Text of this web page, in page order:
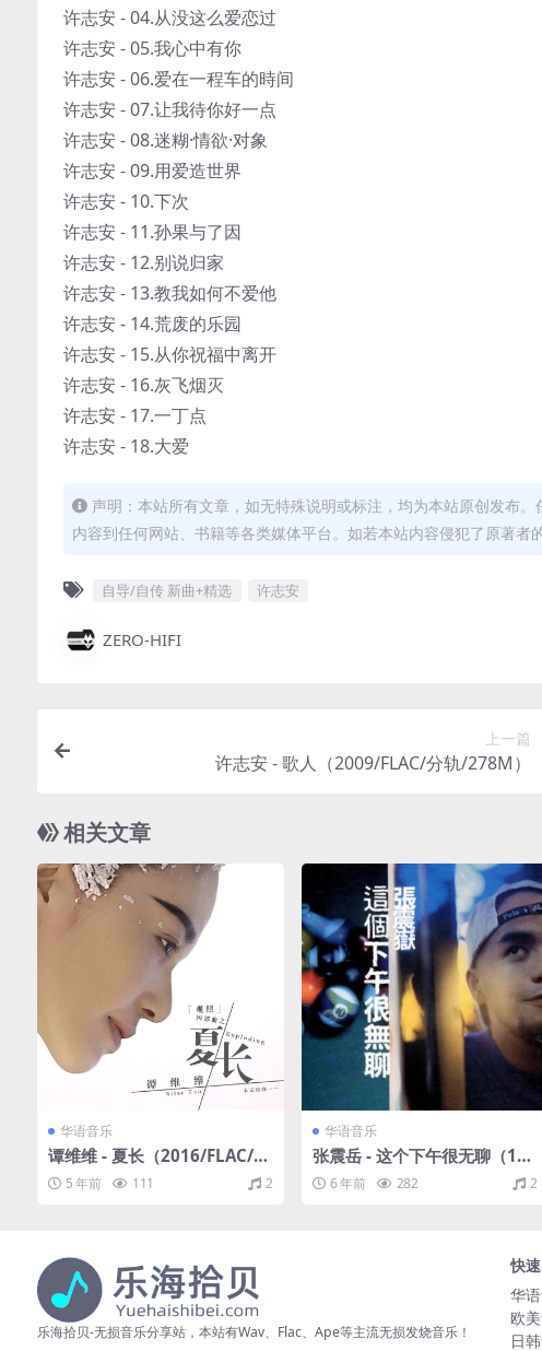
许志安 - 04.从没这么爱恋过
许志安 - 05.我心中有你
许志安 - 06.爱在一程车的時间
许志安 - 07.让我待你好一点
许志安 - 08.迷糊·情欲·对象
许志安 - 09.用爱造世界
许志安 - 10.下次
许志安 - 11.孙果与了因
许志安 - 12.别说归家
许志安 - 13.教我如何不爱他
许志安 - 14.荒废的乐园
许志安 - 15.从你祝福中离开
许志安 - 16.灰飞烟灭
许志安 - 17.一丁点
许志安 - 18.大爱
声明：本站所有文章，如无特殊说明或标注，均为本站原创发布
内容到任何网站、书籍等各类媒体平台。如若本站内容侵犯了原著者
自导/自传 新曲+精选 许志安
ZERO-HIFI
上一篇
许志安 - 歌人（2009/FLAC/分轨/278M）
相关文章
华语音乐
谭维维 - 夏长（2016/FLAC/E
P分轨/79.4M）
5 年前 111 2
华语音乐
张震岳 - 这个下午很无聊（199
7/FLAC/整轨/336M）
6 年前 282 2
乐海拾贝-无损音乐分享站，本站有Wav、Flac、Ape等主流无损发烧音乐！
快
华
欧
日